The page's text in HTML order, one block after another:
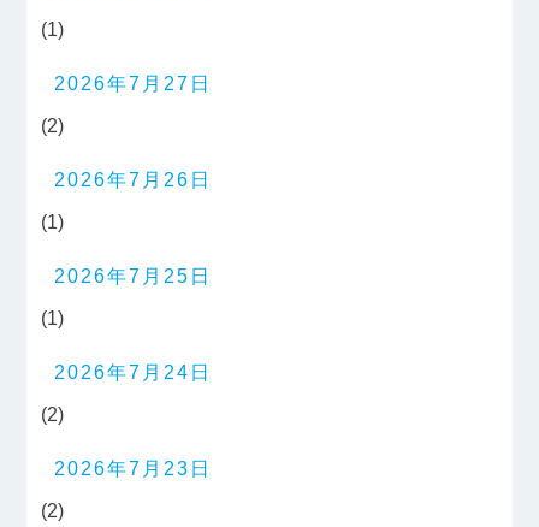
(1)
2026年7月27日
(2)
2026年7月26日
(1)
2026年7月25日
(1)
2026年7月24日
(2)
2026年7月23日
(2)